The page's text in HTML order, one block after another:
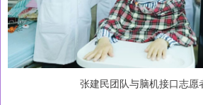
张建民团队与脑机接口志愿